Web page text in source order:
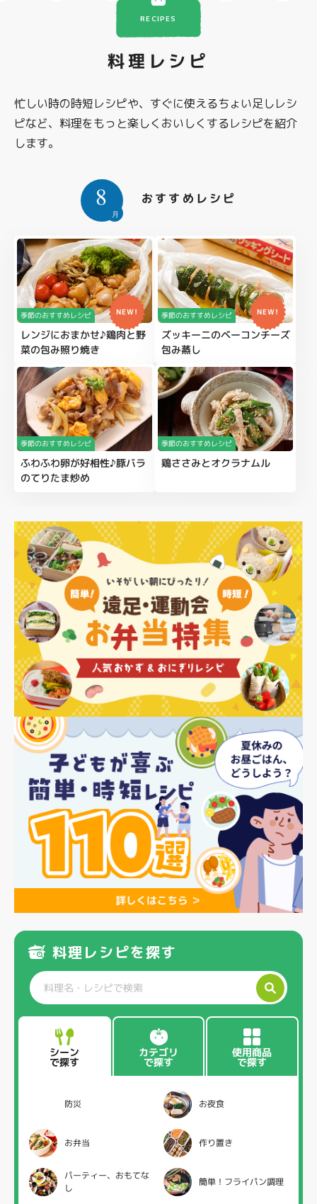
RECIPES
料理レシピ
忙しい時の時短レシピや、すぐに使えるちょい足しレシ
ピなど、料理をもっと楽しくおいしくするレシピを紹介
します。
8
月
おすすめレシピ
季節のおすすめレシピ NEW!
レンジにおまかせ♪鶏肉と野
菜の包み照り焼き
季節のおすすめレシピ NEW!
ズッキーニのベーコンチーズ
包み蒸し
季節のおすすめレシピ
ふわふわ卵が好相性♪豚バラ
のてりたま炒め
季節のおすすめレシピ
鶏ささみとオクラナムル
料理レシピを探す
シーン
で探す
カテゴリ
で探す
使用商品
で探す
防災 お夜食
お弁当 作り置き
パーティー、おもてな
し
簡単！フライパン調理